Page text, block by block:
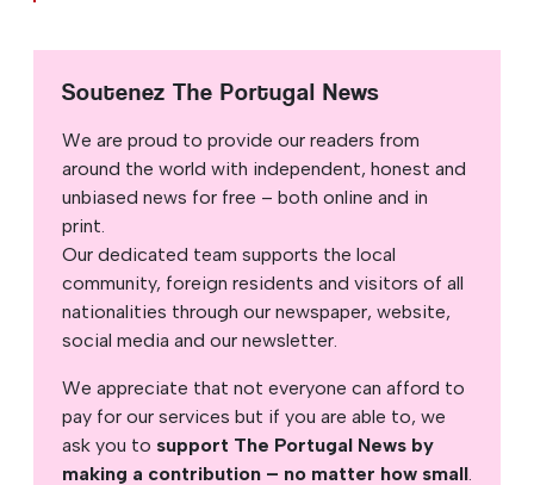
Soutenez The Portugal News
We are proud to provide our readers from
around the world with independent, honest and
unbiased news for free – both online and in
print.
Our dedicated team supports the local
community, foreign residents and visitors of all
nationalities through our newspaper, website,
social media and our newsletter.
We appreciate that not everyone can afford to
pay for our services but if you are able to, we
ask you to support The Portugal News by
making a contribution – no matter how small.